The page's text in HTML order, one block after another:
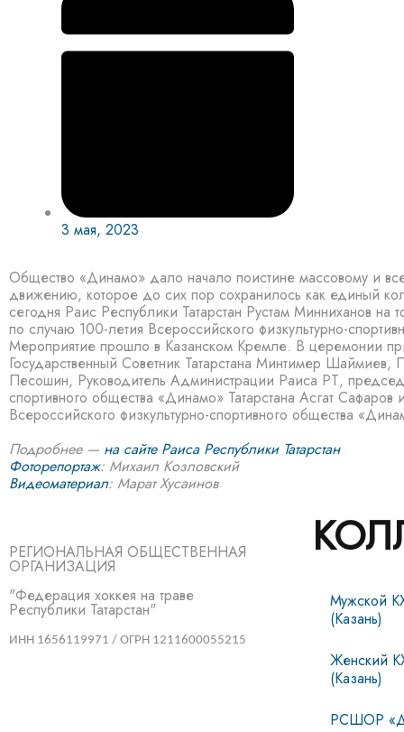
3 мая, 2023
Общество «Динамо» дало начало поистине массовому и
движению, которое до сих пор сохранилось как единый
сегодня Раис Республики Татарстан Рустам Минниханов на
по случаю 100-летия Всероссийского физкультурно-
Мероприятие прошло в Казанском Кремле. В церемонии
Государственный Советник Татарстана Минтимер
Песошин, Руководитель Администрации Раиса РТ,
спортивного общества «Динамо» Татарстана Асгат Сафаров
Всероссийского физкультурно-спортивного общества
Подробнее — на сайте Раиса Республики Татарстан
Фоторепортаж: Михаил Козловский
Видеоматериал: Марат Хусаинов
РЕГИОНАЛЬНАЯ ОБЩЕСТВЕННАЯ
ОРГАНИЗАЦИЯ
"Федерация хоккея на траве
Республики Татарстан"
ИНН 1656119971 / ОГРН 1211600055215
Мужской
(Казань)
Женский
(Казань)
РСШОР